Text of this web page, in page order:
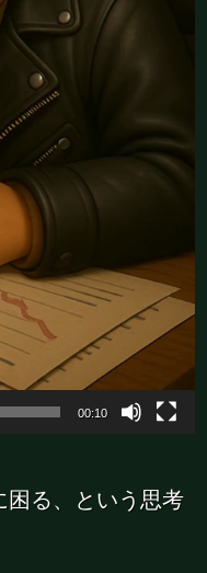
00:10
困る、という思考